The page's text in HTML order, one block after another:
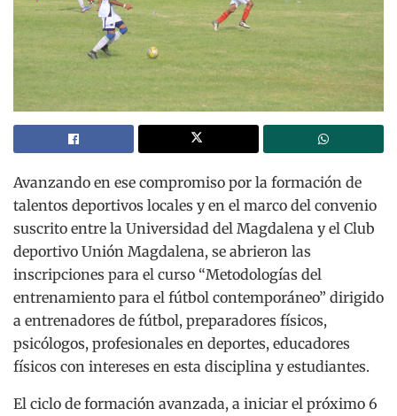
Avanzando en ese compromiso por la formación de
talentos deportivos locales y en el marco del convenio
suscrito entre la Universidad del Magdalena y el Club
deportivo Unión Magdalena, se abrieron las
inscripciones para el curso “Metodologías del
entrenamiento para el fútbol contemporáneo” dirigido
a entrenadores de fútbol, preparadores físicos,
psicólogos, profesionales en deportes, educadores
físicos con intereses en esta disciplina y estudiantes.
El ciclo de formación avanzada, a iniciar el próximo 6